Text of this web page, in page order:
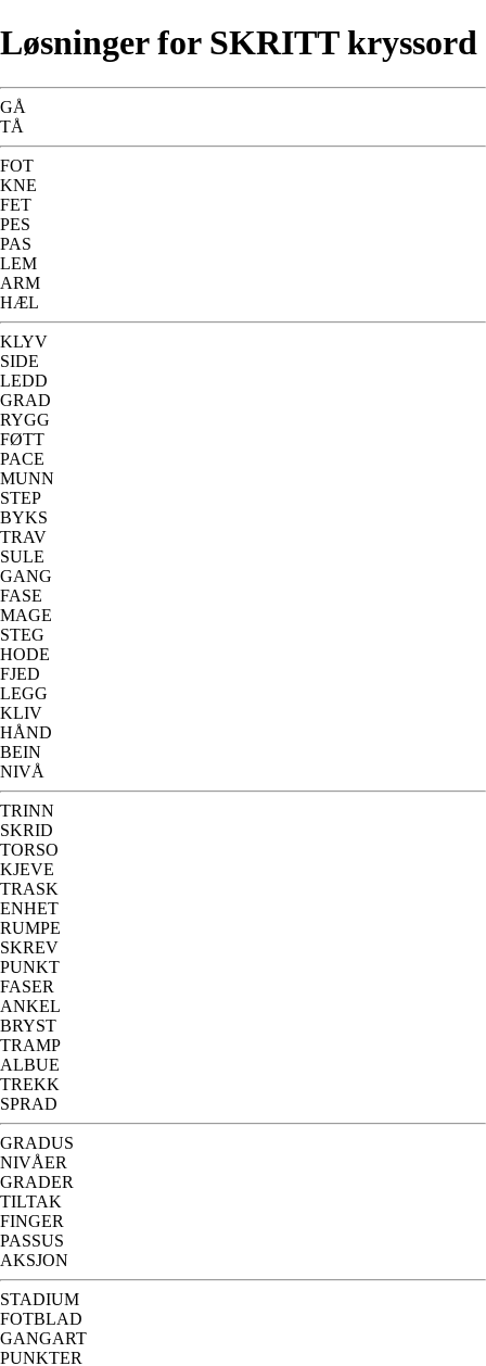
Løsninger for SKRITT kryssord
GÅ
TÅ
FOT
KNE
FET
PES
PAS
LEM
ARM
HÆL
KLYV
SIDE
LEDD
GRAD
RYGG
FØTT
PACE
MUNN
STEP
BYKS
TRAV
SULE
GANG
FASE
MAGE
STEG
HODE
FJED
LEGG
KLIV
HÅND
BEIN
NIVÅ
TRINN
SKRID
TORSO
KJEVE
TRASK
ENHET
RUMPE
SKREV
PUNKT
FASER
ANKEL
BRYST
TRAMP
ALBUE
TREKK
SPRAD
GRADUS
NIVÅER
GRADER
TILTAK
FINGER
PASSUS
AKSJON
STADIUM
FOTBLAD
GANGART
PUNKTER